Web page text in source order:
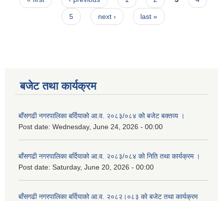
5 next › last »
बजेट तथा कार्यक्रम
बाँसगढी नगरपालिका बर्दियाको आ.व. २०८३/०८४ को बजेट बक्तव्य ।
Post date: Wednesday, June 24, 2026 - 00:00
बाँसगढी नगरपालिका बर्दियाको आ.व. २०८३/०८४ को निति तथा कार्यक्रम ।
Post date: Saturday, June 20, 2026 - 00:00
बाँसगढी नगरपालिका बर्दियाको आ.व. २०८२।०८३ को बजेट तथा कार्यक्रम